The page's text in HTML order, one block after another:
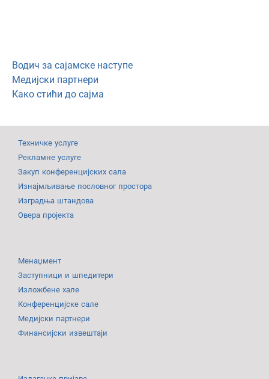
Водич за сајамске наступе
Медијски партнери
Како стићи до сајма
Техничке услуге
Рекламне услуге
Закуп конференцијских сала
Изнајмљивање пословног простора
Изградња штандова
Овера пројекта
Менаџмент
Заступници и шпедитери
Изложбене хале
Конференцијске сале
Медијски партнери
Финансијски извештаји